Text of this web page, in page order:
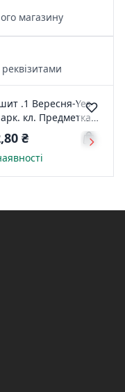
магазину
.1 Вересня-Yes
кл. Предметка
( EXPLORE
SCIENCE ) 764856
₴